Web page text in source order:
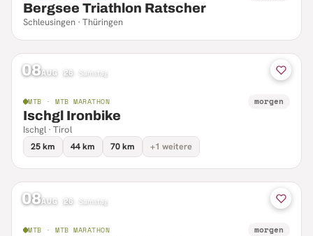
Bergsee Triathlon Ratscher
Schleusingen · Thüringen
08AUG 26 Samstag
MTB · MTB MARATHON morgen
Ischgl Ironbike
Ischgl · Tirol
25 km
44 km 70 km +1 weitere
08AUG 26 Samstag
MTB · MTB MARATHON morgen